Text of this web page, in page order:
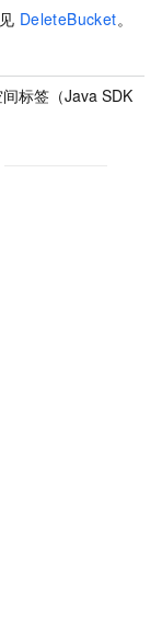
DeleteBucket。
标签（Java SDK